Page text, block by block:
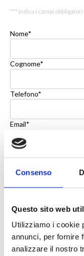
Consenso
Questo sito web
Utilizziamo i cookie
annunci, per fornire
analizzare il nostro
"*" indica i campi obbligatori
Nome*
Cognome*
Telefono*
Email*